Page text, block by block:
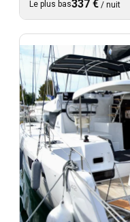
Le plus bas337 € / nuit